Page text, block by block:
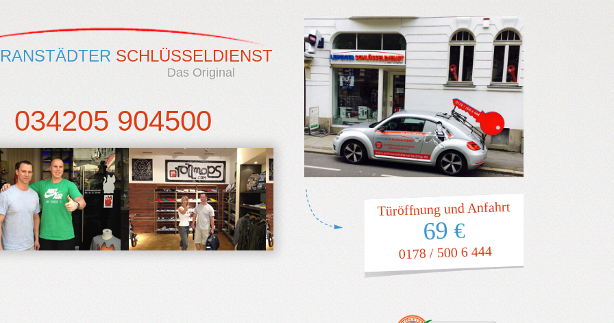
SCHLÜSSELDIENST
Das Original
034205 904500
Türöffnung und Anfahrt
0178 / 500 6 444
69 €